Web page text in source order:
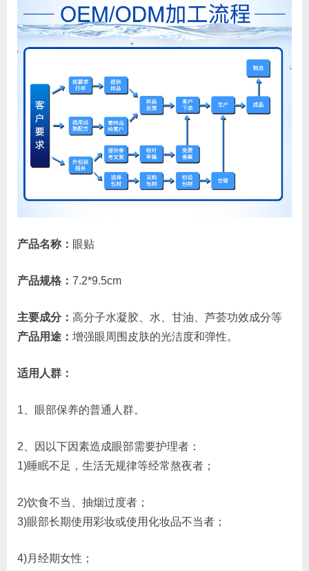
产品名称： 眼贴
产品规格： 7.2*9.5cm
主要成分： 高分子水凝胶、水、甘油、芦荟功效成分等
产品用途： 增强眼周围皮肤的光洁度和弹性。
适用人群：
1、眼部保养的普通人群。
2、因以下因素造成眼部需要护理者：
1)睡眠不足，生活无规律等经常熬夜者；
2)饮食不当、抽烟过度者；
3)眼部长期使用彩妆或使用化妆品不当者；
4)月经期女性；